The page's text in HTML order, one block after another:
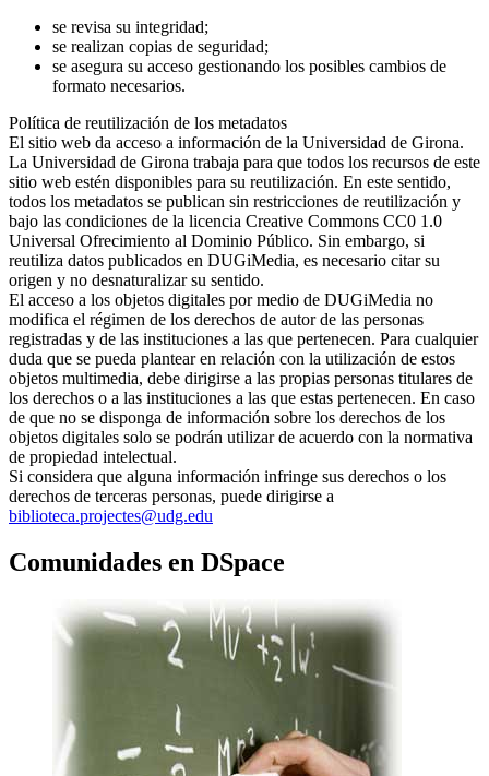
se revisa su integridad;
se realizan copias de seguridad;
se asegura su acceso gestionando los posibles cambios de
formato necesarios.
Política de reutilización de los metadatos
El sitio web da acceso a información de la Universidad de Girona.
La Universidad de Girona trabaja para que todos los recursos de este
sitio web estén disponibles para su reutilización. En este sentido,
todos los metadatos se publican sin restricciones de reutilización y
bajo las condiciones de la licencia Creative Commons CC0 1.0
Universal Ofrecimiento al Dominio Público. Sin embargo, si
reutiliza datos publicados en DUGiMedia, es necesario citar su
origen y no desnaturalizar su sentido.
El acceso a los objetos digitales por medio de DUGiMedia no
modifica el régimen de los derechos de autor de las personas
registradas y de las instituciones a las que pertenecen. Para cualquier
duda que se pueda plantear en relación con la utilización de estos
objetos multimedia, debe dirigirse a las propias personas titulares de
los derechos o a las instituciones a las que estas pertenecen. En caso
de que no se disponga de información sobre los derechos de los
objetos digitales solo se podrán utilizar de acuerdo con la normativa
de propiedad intelectual.
Si considera que alguna información infringe sus derechos o los
derechos de terceras personas, puede dirigirse a
biblioteca.projectes@udg.edu
Comunidades en DSpace